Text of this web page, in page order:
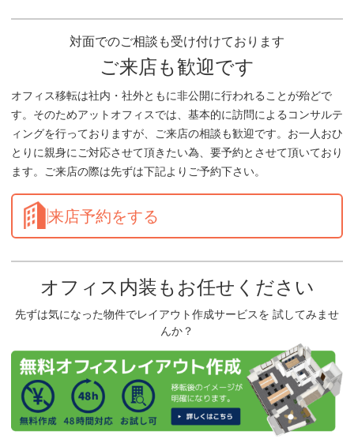
対面でのご相談も受け付けております
ご来店も歓迎です
オフィス移転は社内・社外ともに非公開に行われることが殆どで
す。そのためアットオフィスでは、基本的に訪問によるコンサルテ
ィングを行っておりますが、ご来店の相談も歓迎です。お一人おひ
とりに親身にご対応させて頂きたい為、要予約とさせて頂いており
ます。ご来店の際は先ずは下記よりご予約下さい。
来店予約をする
オフィス内装もお任せください
先ずは気になった物件でレイアウト作成サービスを 試してみませ
んか？